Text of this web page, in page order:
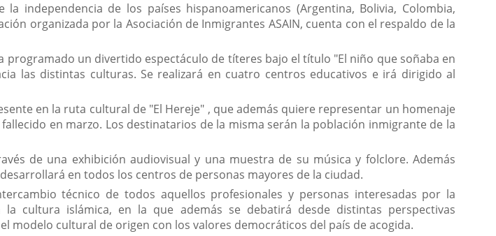
independencia de los países hispanoamericanos (Argentina, Bolivia, Colombia,
organizada por la Asociación de Inmigrantes ASAIN, cuenta con el respaldo de la
un divertido espectáculo de títeres bajo el título "El niño que soñaba en
las distintas culturas. Se realizará en cuatro centros educativos e irá dirigido al
en la ruta cultural de "El Hereje" , que además quiere representar un homenaje
en marzo. Los destinatarios de la misma serán la población inmigrante de la
de una exhibición audiovisual y una muestra de su música y folclore. Además
en todos los centros de personas mayores de la ciudad.
técnico de todos aquellos profesionales y personas interesadas por la
cultura islámica, en la que además se debatirá desde distintas perspectivas
modelo cultural de origen con los valores democráticos del país de acogida.